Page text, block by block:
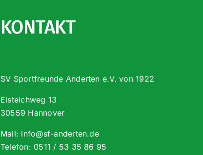
KONTAKT
SV Sportfreunde Anderten e.V. von 1922
Eisteichweg 13
30559 Hannover
Mail: info@sf-anderten.de
Telefon: 0511 / 53 35 86 95